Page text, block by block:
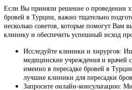
Если Вы приняли решение о проведении
бровей в Турции, важно тщательно
несколько советов, которые помогут Вам
клинику и обеспечить успешный исход
Исследуйте клиники и хирургов:
медицинские учреждения и врачей
именно в пересадке бровей в
лучшие клиники для пересадки
Запросите онлайн-консультацию: